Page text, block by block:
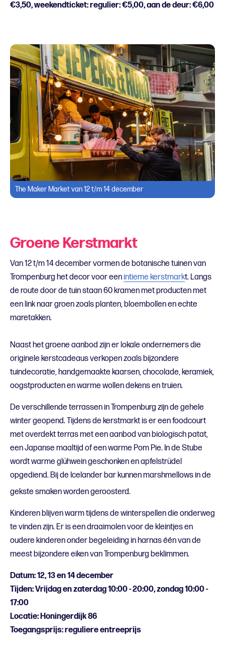
€3,50, weekendticket: regulier: €5,00, aan de deur: €6,00
The Maker Market van 12 t/m 14 december
Groene Kerstmarkt
Van 12 t/m 14 december vormen de botanische tuinen van
Trompenburg het decor voor eenintieme kerstmarkt. Langs
de route door de tuin staan 60 kramen met producten met
een link naar groen zoals planten, bloembollen en echte
maretakken.
Naast het groene aanbod zijn er lokale ondernemers die
originele kerstcadeaus verkopen zoals bijzondere
tuindecoratie, handgemaakte kaarsen, chocolade, keramiek,
oogstproducten en warme wollen dekens en truien.
De verschillende terrassen in Trompenburg zijn de gehele
winter geopend. Tijdens de kerstmarkt is er een foodcourt
met overdekt terras met een aanbod van biologisch patat,
een Japanse maaltijd of een warme Pom Pie. In de Stube
wordt warme glühwein geschonken en apfelstrüdel
opgediend. Bij de Icelander bar kunnen marshmellows in de
gekste smaken worden geroosterd.
Kinderen blijven warm tijdens de winterspellen die onderweg
te vinden zijn. Er is een draaimolen voor de kleintjes en
oudere kinderen onder begeleiding in harnas één van de
meest bijzondere eiken van Trompenburg beklimmen.
Datum: 12, 13 en 14 december
Tijden: Vrijdag en zaterdag 10:00 - 20:00, zondag 10:00 -
17:00
Locatie: Honingerdijk 86
Toegangsprijs: reguliere entreeprijs